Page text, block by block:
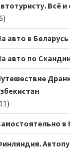
Всё
авто в Беларусь
авто по
в